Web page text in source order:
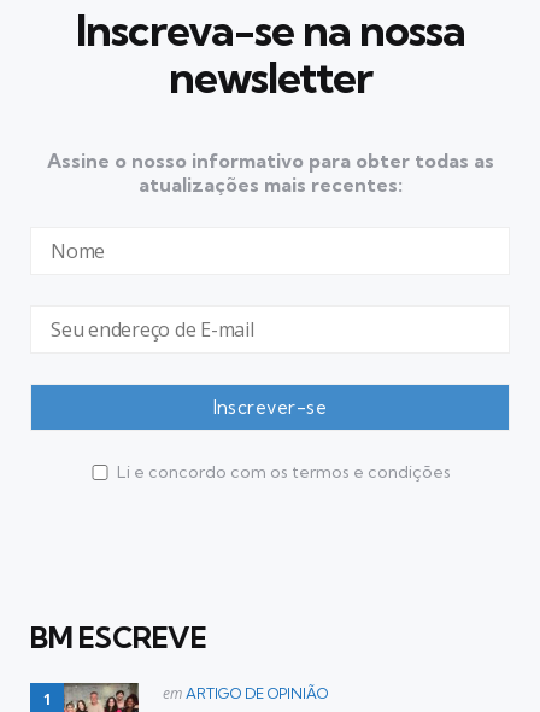
Inscreva-se na nossa
newsletter
Assine o nosso informativo para obter todas as
atualizações mais recentes:
Li e concordo com os termos e condições
BM ESCREVE
Postado
em ARTIGO DE OPINIÃO